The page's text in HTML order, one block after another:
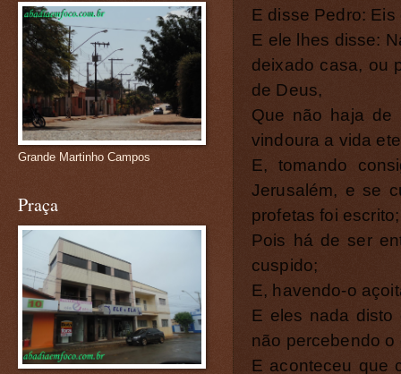
E disse Pedro:
E ele lhes disse:
deixado casa, ou
de Deus,
Que não haja de
vindoura a vida
E, tomando
Jerusalém, e se
profetas foi escrito;
Pois há de ser
cuspido;
E, havendo-o
E eles nada disto
não percebendo
E aconteceu que
Grande Martinho Campos
Praça